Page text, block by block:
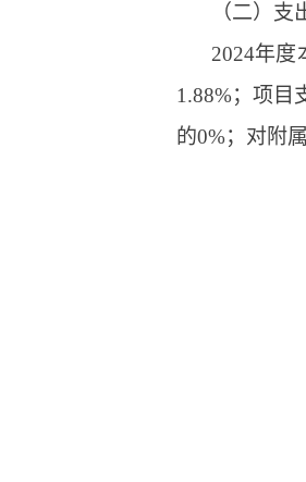
（二）支
2024年度
1.88%；项目
的0%；对附